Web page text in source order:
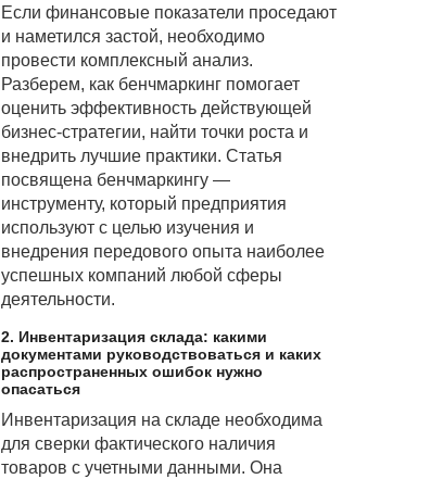
Если финансовые показатели проседают
и наметился застой, необходимо
провести комплексный анализ.
Разберем, как бенчмаркинг помогает
оценить эффективность действующей
бизнес-стратегии, найти точки роста и
внедрить лучшие практики. Статья
посвящена бенчмаркингу —
инструменту, который предприятия
используют с целью изучения и
внедрения передового опыта наиболее
успешных компаний любой сферы
деятельности.
2. Инвентаризация склада: какими
документами руководствоваться и каких
распространенных ошибок нужно
опасаться
Инвентаризация на складе необходима
для сверки фактического наличия
товаров с учетными данными. Она